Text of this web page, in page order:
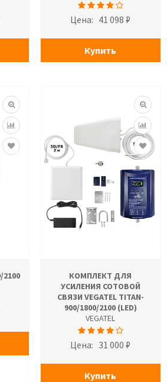
Цена: 41 098 ₽
Купить
2100
КОМПЛЕКТ ДЛЯ
УСИЛЕНИЯ СОТОВОЙ
СВЯЗИ VEGATEL TITAN-
900/1800/2100 (LED)
VEGATEL
Цена: 31 000 ₽
Купить